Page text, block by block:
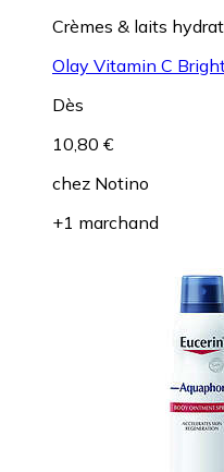
Crèmes & laits
Olay Vitamin C
Dès
10,80 €
chez Notino
+1 marchand